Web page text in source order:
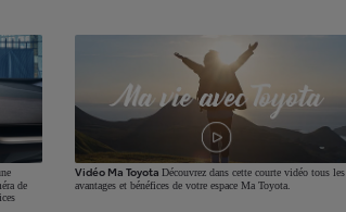
de
Vidéo Ma Toyota Découvrez dans cette courte vidéo tous les
avantages et bénéfices de votre espace Ma Toyota.